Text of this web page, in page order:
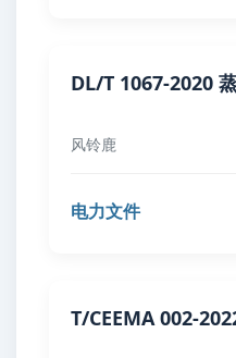
DL/T 1067-2020
风铃鹿
电力文件
T/CEEMA 002-